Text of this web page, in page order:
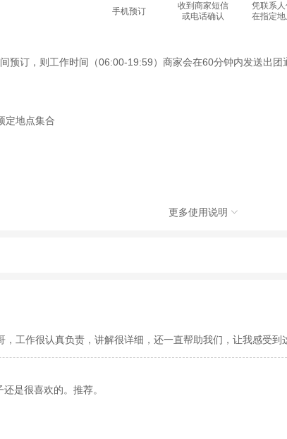
手机预订
收到商家短信
或电话确认
凭联系人
在指定
预订，则工作时间（06:00-19:59）商家会在60分钟内发送出
定地点集合
集散中心有限责任公司，具体的旅游服务和操作由委托社及其有资质的地接
更多使用说明 
成，特制定
工作很认真负责，讲解很详细，还一直帮助我们，让我感受
是很喜欢的。推荐。